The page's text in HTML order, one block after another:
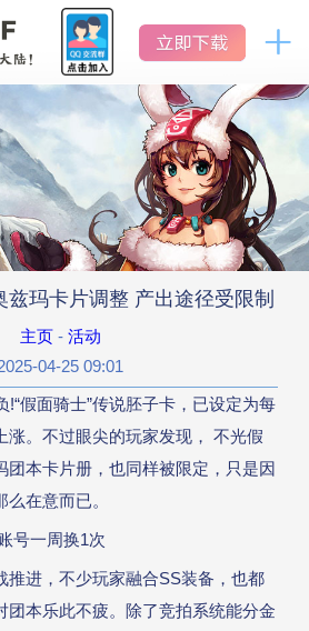
官网首页
新闻中心
公告
活动
版本历史
数据库
游戏工具
兹玛卡片调整 产出途径受限制
主页- 活动
04-25 09:01
!“假面骑士”传说胚子卡，已设定为每
涨。不过眼尖的玩家发现， 不光假
团本卡片册，也同样被限定，只是因
在意而已。
号一周换1次
推进，不少玩家融合SS装备，也都
团本乐此不疲。除了竞拍系统能分金